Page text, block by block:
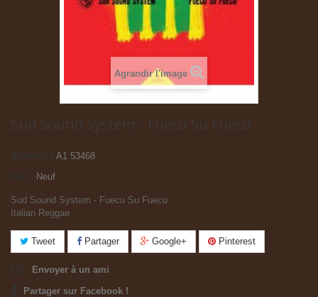
Agrandir l'image
Sud Sound System - Fuecu Su Fuecu
Référence
A1 53468
Neuf
Sud Sound System - Fuecu Su Fuecu
Italian Reggae
Tweet Partager Google+ Pinterest
Envoyer à un ami
Partager sur Facebook !